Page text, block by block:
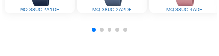
MQ-38UC-2A1DF MQ-38UC-2A2DF MQ-38UC-4ADF